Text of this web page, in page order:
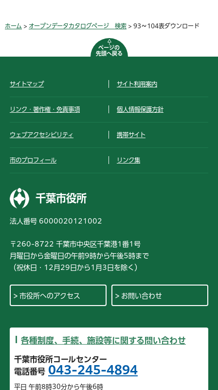
ホーム > オープンデータカタログページ 検索 > 93～104表ダウンロード
ページの
先頭へ戻る
サイトマップ サイト利用案内
リンク・著作権・免責事項 個人情報保護方針
ウェブアクセシビリティ 携帯サイト
市のプロフィール リンク集
千葉市役所
法人番号 6000020121002
〒260-8722 千葉市中央区千葉港1番1号
月曜日から金曜日の午前9時から午後5時まで
（祝休日・12月29日から1月3日を除く）
市役所へのアクセス お問い合わせ
各種制度、手続、施設等に関する問い合わせ
千葉市役所コールセンター
電話番号 043-245-4894
平日 午前8時30分から午後6時